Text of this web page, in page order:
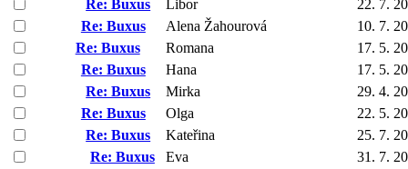
Re: Buxus
Libor
22. 7.
Re: Buxus
Alena Žahourová
10. 7.
Re: Buxus
Romana
17. 5.
Re: Buxus
Hana
17. 5.
Re: Buxus
Mirka
29. 4.
Re: Buxus
Olga
22. 5.
Re: Buxus
Kateřina
25. 7.
Re: Buxus
Eva
31. 7.